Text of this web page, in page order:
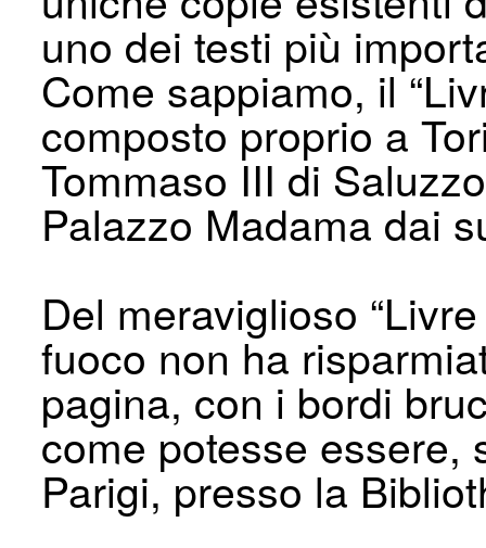
uno dei testi più
Come sappiamo, il
composto proprio a
Tommaso III di
Palazzo Madama dai
Del meraviglioso
fuoco non ha
pagina, con i bordi
come potesse essere,
Parigi, presso la